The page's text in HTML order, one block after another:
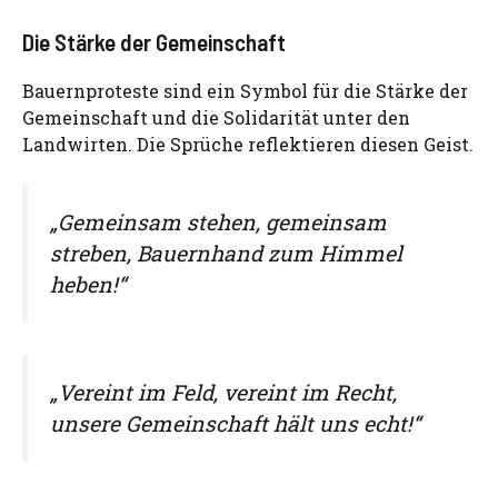
Die Stärke der Gemeinschaft
Bauernproteste sind ein Symbol für die Stärke der
Gemeinschaft und die Solidarität unter den
Landwirten. Die Sprüche reflektieren diesen Geist.
„Gemeinsam stehen, gemeinsam
streben, Bauernhand zum Himmel
heben!“
„Vereint im Feld, vereint im Recht,
unsere Gemeinschaft hält uns echt!“